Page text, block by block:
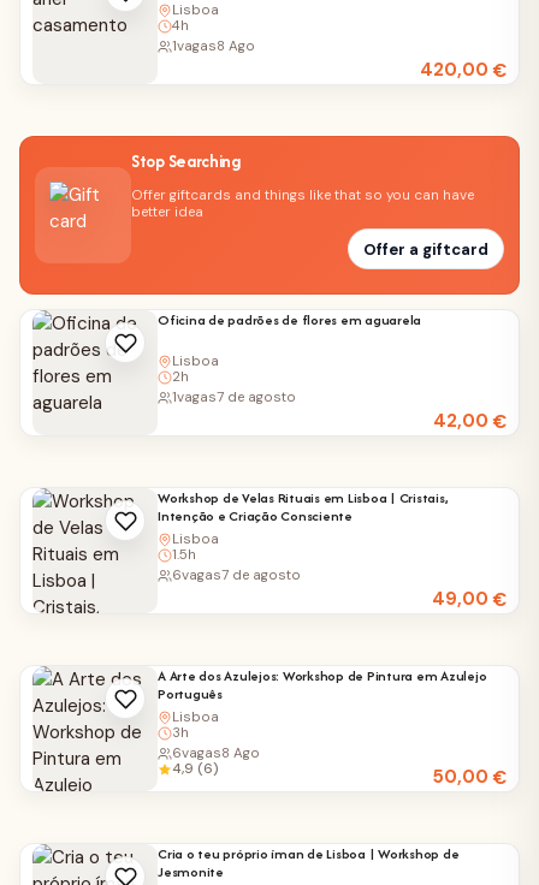
Lisboa
4h
420,00€
1vagas8 Ago
Stop Searching
Offer giftcards and things like that so you can have
better idea
Offer a giftcard
Oficina de padrões de flores em aguarela
Lisboa
2h
42,00€
1vagas7 de agosto
Workshop de Velas Rituais em Lisboa | Cristais,
Intenção e Criação Consciente
Lisboa
1.5h
49,00€
6vagas7 de agosto
A Arte dos Azulejos: Workshop de Pintura em Azulejo
Português
Lisboa
3h
50,00€
6vagas8 Ago
4,9 (6)
Cria o teu próprio íman de Lisboa | Workshop de
Jesmonite